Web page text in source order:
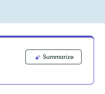
Summarize